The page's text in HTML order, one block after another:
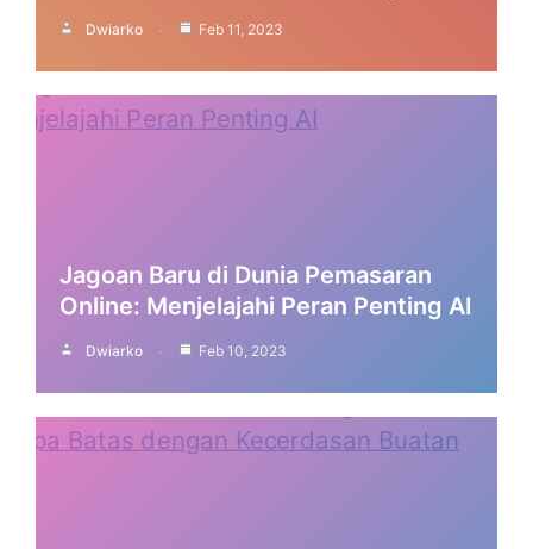
Dwiarko Feb 11, 2023
Jagoan Baru di Dunia Pemasaran
Online: Menjelajahi Peran Penting AI
Dwiarko Feb 10, 2023